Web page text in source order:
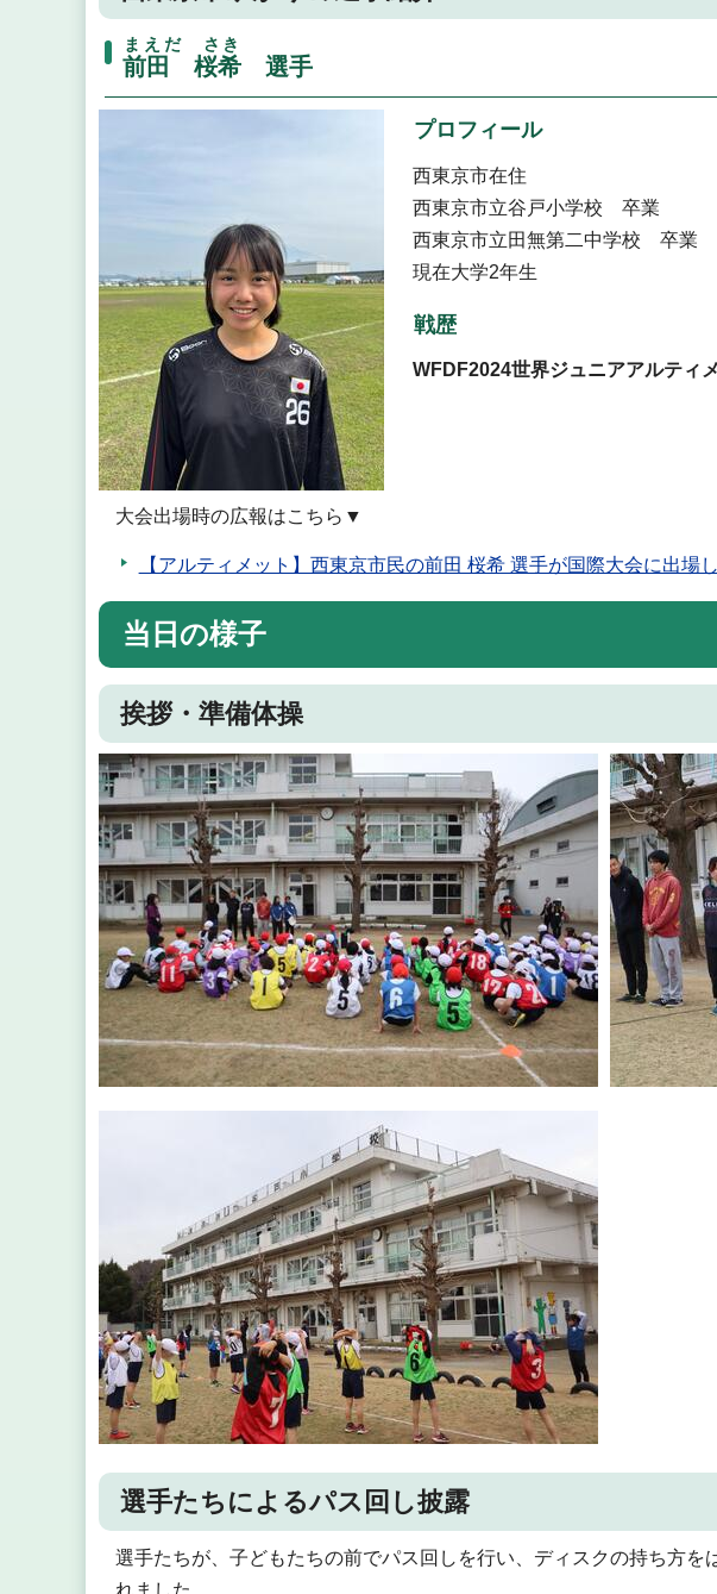
前田 桜希
まえだ さき
選手
プロフィール
西東京市在住
西東京市立谷戸小学校 卒業
西東京市立田無第二中学校 卒業
現在大学2年生
戦歴
WFDF2024世界ジュニアアルティ
大会出場時の広報はこちら▼
【アルティメット】西東京市民の前田 桜希 選手が国際大会に出場
当日の様子
挨拶・準備体操
選手たちによるパス回し披露
選手たちが、子どもたちの前でパス回しを行い、ディスクの持ち方を